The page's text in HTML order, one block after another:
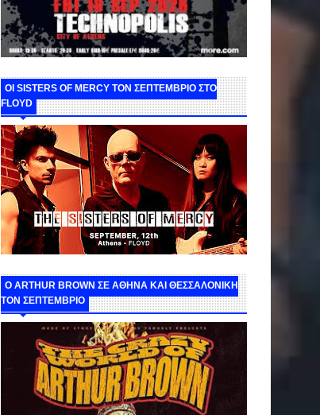
ΟΙ SISTERS OF MERCY ΤΟΝ ΣΕΠΤΕΜΒΡΙΟ ΣΤΟ
FLOYD
O ARTHUR BROWN ΣΕ ΑΘΗΝΑ ΚΑΙ ΘΕΣΣΑΛΟΝΙΚΗ
ΤΟΝ ΣΕΠΤΕΜΒΡΙΟ